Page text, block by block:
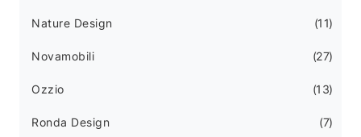
Nature Design 11
Novamobili 27
Ozzio 13
Ronda Design 7